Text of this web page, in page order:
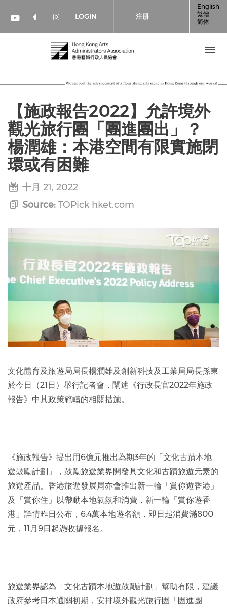
Check our social media on youtube
Check our social media on
Check our social media on
LOGIN 注册
English
繁體
简体
【施政報告2022】允許境外
觀光旅行團「團進團出」？
楊潤雄：本港空間有限實施閉
環或有困難
十月 21, 2022
Source: TOPick hket.com
文化體育及旅遊局局長楊潤雄及創新科技及工業局局長孫東
於今日（21日）舉行記者會，闡述《行政長官2022年施政
報告》中其政策範疇的相關措施。
《施政報告》提出用6億元推出為期3年的「文化古蹟本地
遊鼓勵計劃」，鼓勵旅遊業界開發具文化和古蹟旅遊元素的
旅遊產品。香港旅遊發展局亦會推出新一輪「賞你遊香港」
及「賞你住」以帶動本地氣氛和消費，新一輪「賞你遊香
港」詳情昨日公布，6.4萬本地遊名額，即日起消費滿800
元，11月9日起憑收據報名。
旅遊業界認為「文化古蹟本地遊鼓勵計劃」幫助有限，建議
政府參考日本通關初期，安排境外觀光旅行團「團進團